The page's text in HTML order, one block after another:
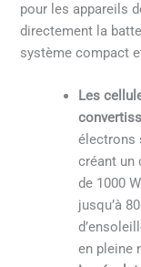
pour les appareils
directement la
système compact
Les
électrons
créant un
de 1000
jusqu’à
en pleine